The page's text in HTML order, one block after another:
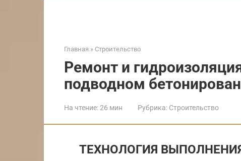
Главная » Строительство
Ремонт и
подводном
На чтение:26 мин Рубрика: Строительство
ТЕХНОЛОГИЯ